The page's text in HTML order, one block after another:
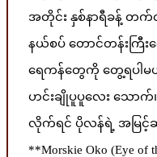
အတိုင်း နှစ်နာရီခန့် တက်
နယ်စပ် တောင်တန်းကြီ
ရေကန်တွေကို တွေ့ရပါမယ်
ဟင်းချိုပူပူလေး သော
လိုက်ရင် ပိုလန်ရဲ့ အမြင့်
**Morskie Oko (Eye